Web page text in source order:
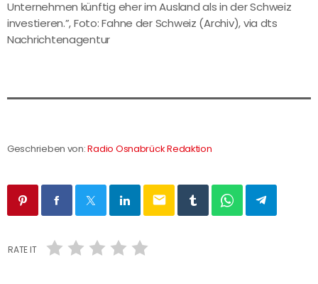
Unternehmen künftig eher im Ausland als in der Schweiz
investieren.”, Foto: Fahne der Schweiz (Archiv), via dts
Nachrichtenagentur
Geschrieben von:Radio Osnabrück Redaktion
email
RATE IT